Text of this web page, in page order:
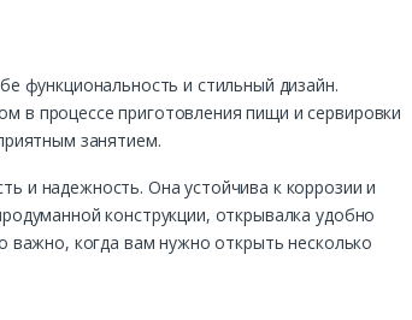
функциональность и стильный дизайн.
в процессе приготовления пищи и сервировки
занятием.
и надежность. Она устойчива к коррозии и
конструкции, открывалка удобно
важно, когда вам нужно открыть несколько